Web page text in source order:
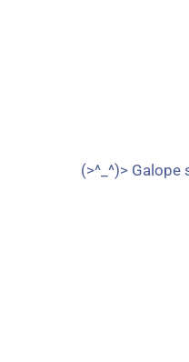
(>^_^)> Galope